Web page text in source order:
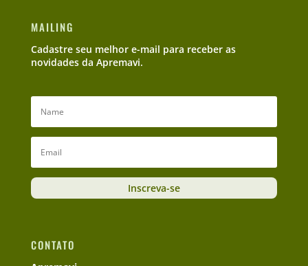
MAILING
Cadastre seu melhor e-mail para receber as
novidades da Apremavi.
Inscreva-se
CONTATO